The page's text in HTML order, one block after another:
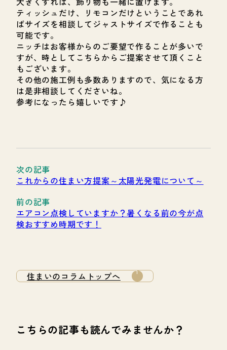
ティッシュだけ、リモコンだけということであれ
ばサイズを相談してジャストサイズで作ることも
可能です。
ニッチはお客様からのご要望で作ることが多いで
すが、時としてこちらからご提案させて頂くこと
もございます。
その他の施工例も多数ありますので、気になる方
は是非相談してくださいね。
参考になったら嬉しいです♪
これからの住まい方提案～太陽光発電について～
エアコン点検していますか？暑くなる前の今が点
検おすすめ時期です！
住まいのコラムトップへ
こちらの記事も読んでみませんか？